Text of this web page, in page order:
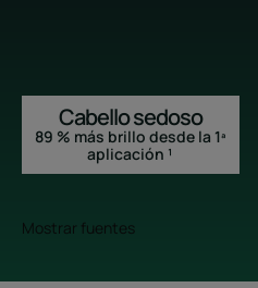
Cabello sedoso
89 % más brillo desde la 1ª
aplicación ¹
Mostrar fuentes